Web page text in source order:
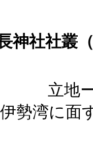
神社社叢
立地
勢湾に面